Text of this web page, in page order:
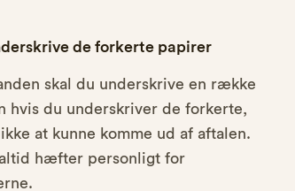
de forkerte papirer
skal du underskrive en række
hvis du underskriver de forkerte,
at kunne komme ud af aftalen.
altid hæfter personligt for